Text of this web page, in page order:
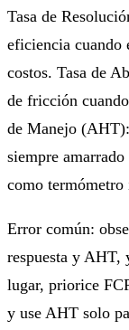
Tasa de
eficiencia cuando
costos. Tasa de
de fricción
de Manejo
siempre
como termómetro
Error común:
respuesta y AHT,
lugar, priorice
y use AHT solo